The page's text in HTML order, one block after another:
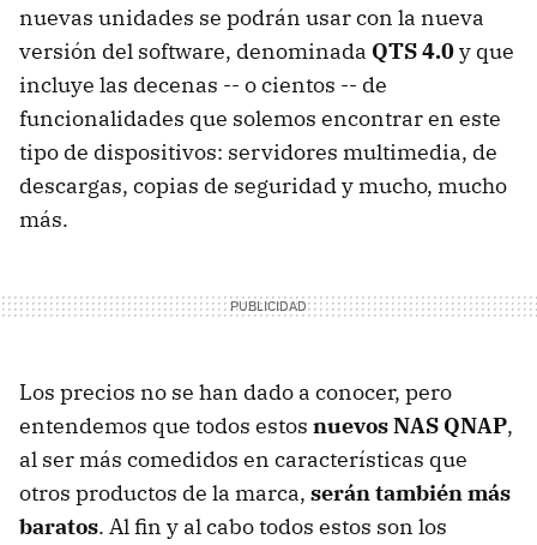
nuevas unidades se podrán usar con la nueva
versión del software, denominada QTS 4.0y que
incluye las decenas -- o cientos -- de
funcionalidades que solemos encontrar en este
tipo de dispositivos: servidores multimedia, de
descargas, copias de seguridad y mucho, mucho
más.
Los precios no se han dado a conocer, pero
entendemos que todos estos nuevos NAS QNAP,
al ser más comedidos en características que
otros productos de la marca, serán también más
baratos. Al fin y al cabo todos estos son los